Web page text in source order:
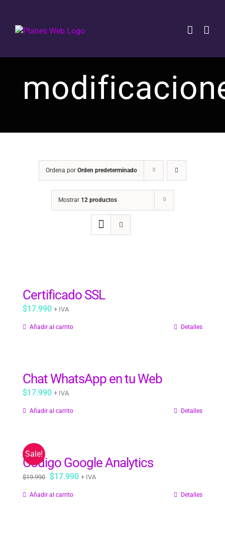
contenido
Ordena por Orden predeterminado
Mostrar 12 productos
Certificado SSL
$17.990 + IVA
Añadir al carrito Detalles
Chat WhatsApp en tu Web
$17.990 + IVA
Añadir al carrito Detalles
Sale!
Código Google Analytics
$19.990 El
original
$17.990 El
+ IVA
Añadir al carrito Detalles